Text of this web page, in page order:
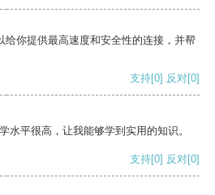
给你提供最高速度和安全性的连接，并帮
支持[0] 反对[0]
水平很高，让我能够学到实用的知识。
支持[0] 反对[0]